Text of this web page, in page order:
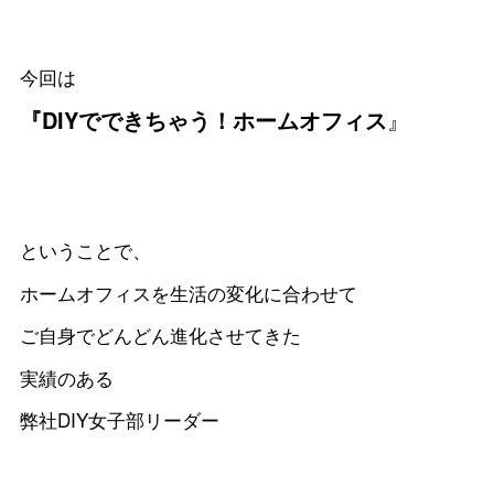
今回は
『DIYでできちゃう！ホームオフィス』
ということで、
ホームオフィスを生活の変化に合わせて
ご自身でどんどん進化させてきた
実績のある
弊社DIY女子部リーダー